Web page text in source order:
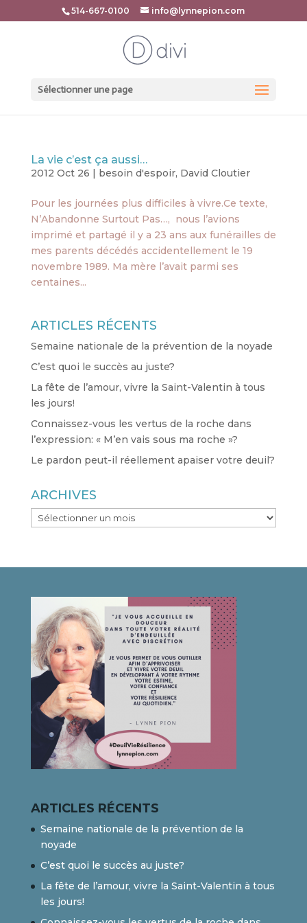
514-667-0100 info@lynnepion.com
Sélectionner une page
La vie c’est ça aussi…
2012 Oct 26 | besoin d'espoir, David Cloutier
Pour les journées plus difficiles à vivre.Ce texte,
N’Abandonne Surtout Pas…, nous l’avions
imprimé et partagé il y a 23 ans aux funérailles de
mes parents décédés accidentellement le 19
novembre 1989. Ma mère l’avait parmi ses
centaines...
ARTICLES RÉCENTS
Semaine nationale de la prévention de la noyade
C’est quoi le succès au juste?
La fête de l’amour, vivre la Saint-Valentin à tous
les jours!
Connaissez-vous les vertus de la roche dans
l’expression: « M’en vais sous ma roche »?
Le pardon peut-il réellement apaiser votre deuil?
ARCHIVES
ARCHIVES
ARTICLES RÉCENTS
Semaine nationale de la prévention de la
noyade
C’est quoi le succès au juste?
La fête de l’amour, vivre la Saint-Valentin à tous
les jours!